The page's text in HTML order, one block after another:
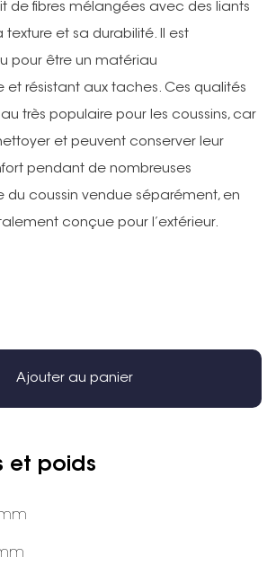
de fibres mélangées avec des liants
texture et sa durabilité. Il est
pour être un matériau
et résistant aux taches. Ces qualités
très populaire pour les coussins, car
et peuvent conserver leur
pendant de nombreuses
du coussin vendue séparément, en
conçue pour l’extérieur.
Ajouter au panier
et poids